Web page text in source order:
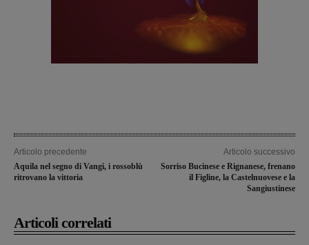
Articolo precedente
Aquila nel segno di Vangi, i rossoblù
ritrovano la vittoria
Articolo successivo
Sorriso Bucinese e Rignanese, frenano
il Figline, la Castelnuovese e la
Sangiustinese
Articoli correlati